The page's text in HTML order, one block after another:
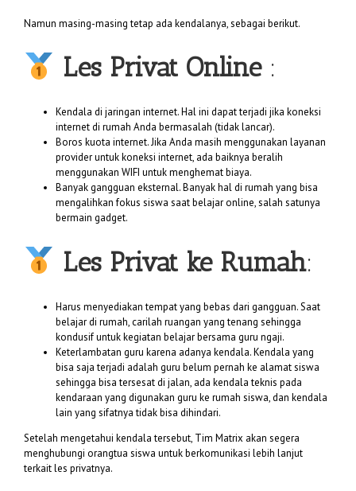
Namun masing-masing tetap ada kendalanya, sebagai berikut.
Les Privat Online:
Kendala di jaringan internet. Hal ini dapat terjadi jika koneksi
internet di rumah Anda bermasalah (tidak lancar).
Boros kuota internet. Jika Anda masih menggunakan layanan
provider untuk koneksi internet, ada baiknya beralih
menggunakan WIFI untuk menghemat biaya.
Banyak gangguan eksternal. Banyak hal di rumah yang bisa
mengalihkan fokus siswa saat belajar online, salah satunya
bermain gadget.
Les Privat ke Rumah:
Harus menyediakan tempat yang bebas dari gangguan. Saat
belajar di rumah, carilah ruangan yang tenang sehingga
kondusif untuk kegiatan belajar bersama guru ngaji.
Keterlambatan guru karena adanya kendala. Kendala yang
bisa saja terjadi adalah guru belum pernah ke alamat siswa
sehingga bisa tersesat di jalan, ada kendala teknis pada
kendaraan yang digunakan guru ke rumah siswa, dan kendala
lain yang sifatnya tidak bisa dihindari.
Setelah mengetahui kendala tersebut, Tim Matrix akan segera
menghubungi orangtua siswa untuk berkomunikasi lebih lanjut
terkait les privatnya.